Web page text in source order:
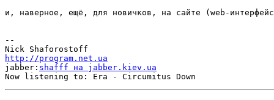
и, наверное, ещё, для новичков, на сайте (web-
--
http://program.net.ua
jabber: shafff на jabber.kiev.ua